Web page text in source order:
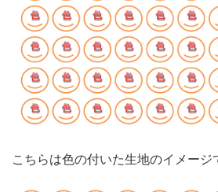
こちらは色の付いた生地のイメージ